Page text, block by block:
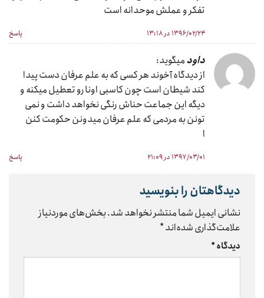
تفکر و عملش موحدانه است
۱۳۹۶/۰۲/۲۴ در ۱۳:۱۸ پاسخ
داودمیگوید:
از دیدگاه آخوند هر کسی که به علم عرفان دست پیدا
کند شیطان است چون کاسبی اونا رو تعطیل میکنه و
دیگه این جماعت حناش رنگی نخواهد داشت و نمی
تونن به مردمی که علم عرفان میدونن حکومت کنن
ا
۱۳۹۷/۰۳/۰۱ در ۲۱:۰۹ پاسخ
دیدگاهتان را بنویسید
نشانی ایمیل شما منتشر نخواهد شد.بخش‌های موردنیاز
علامت‌گذاری شده‌اند*
دیدگاه*